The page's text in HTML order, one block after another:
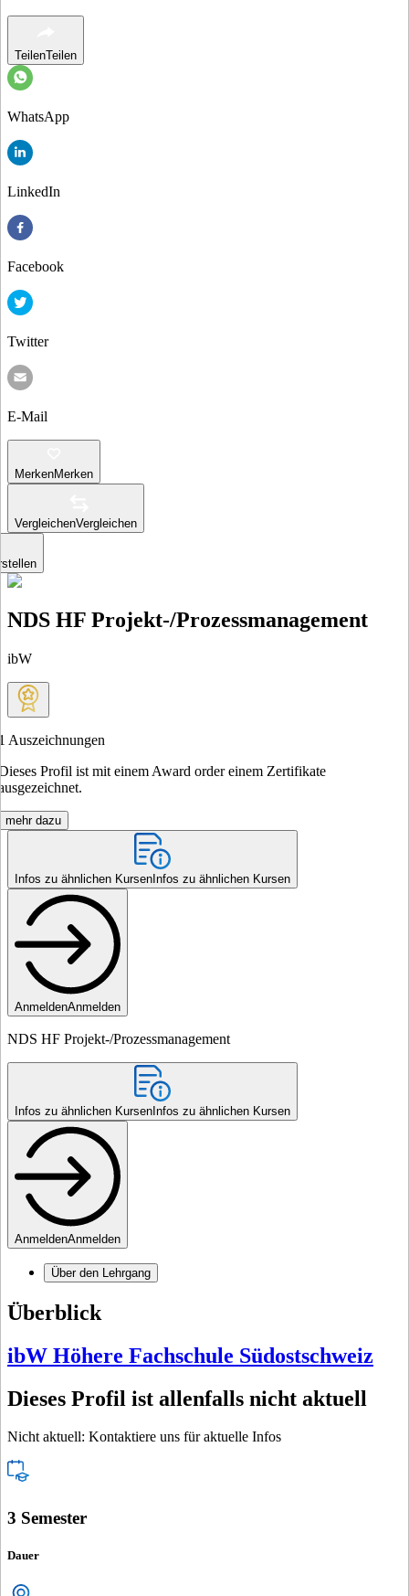
TeilenTeilen
WhatsApp
LinkedIn
Facebook
Twitter
E-Mail
MerkenMerken
VergleichenVergleichen
NDS HF Projekt-/Prozessmanagement
ibW
Auszeichnungen
Profil ist mit einem Award order einem Zertifikate
mehr dazu
Infos zu ähnlichen Kursen Infos zu ähnlichen Kursen
AnmeldenAnmelden
NDS HF Projekt-/Prozessmanagement
Infos zu ähnlichen Kursen Infos zu ähnlichen Kursen
AnmeldenAnmelden
Über den Lehrgang
Überblick
ibW Höhere Fachschule Südostschweiz
Dieses Profil ist allenfalls nicht aktuell
Nicht aktuell: Kontaktiere uns für aktuelle Infos
3 Semester
Dauer